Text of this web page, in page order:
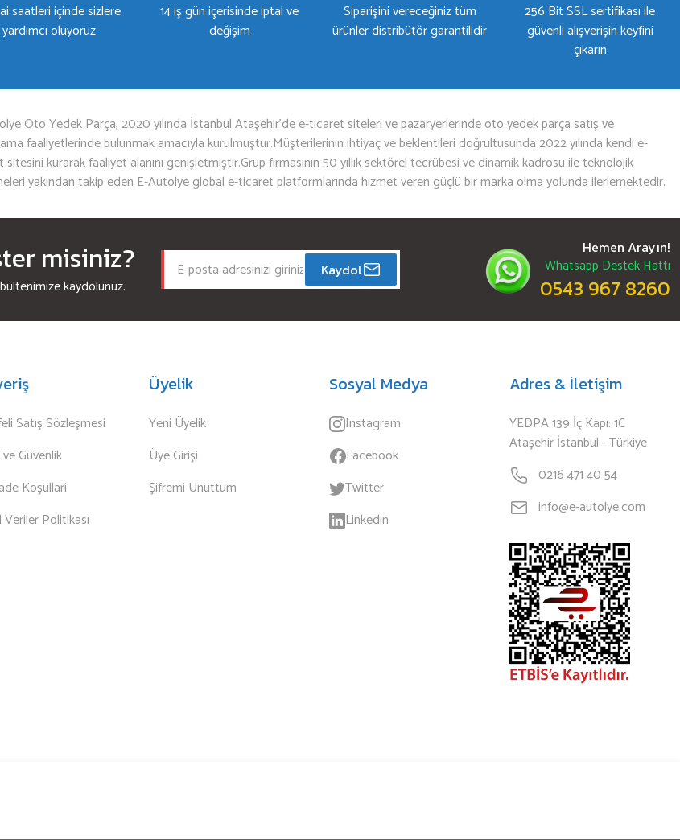
saatleri içinde sizlere
yardımcı oluyoruz
14 iş gün içerisinde iptal ve
değişim
Siparişini vereceğiniz tüm
ürünler distribütör garantilidir
256 Bit SSL sertifikası ile
güvenli alışverişin keyfini
çıkarın
Oto Yedek Parça, 2020 yılında İstanbul Ataşehir’de e-ticaret siteleri ve pazaryerlerinde oto yedek parça satış ve
faaliyetlerinde bulunmak amacıyla kurulmuştur.Müşterilerinin ihtiyaç ve beklentileri doğrultusunda 2022 yılında kendi e-
kurarak faaliyet alanını genişletmiştir.Grup firmasının 50 yıllık sektörel tecrübesi ve dinamik kadrosu ile teknolojik
yakından takip eden E-Autolye global e-ticaret platformlarında hizmet veren güçlü bir marka olma yolunda ilerlemektedir.
misiniz?
kaydolunuz.
Kaydol
Hemen Arayın!
Whatsapp Destek Hattı
0543 967 8260
Satış Sözleşmesi
Güvenlik
Koşullari
Veriler Politikası
Üyelik
Yeni Üyelik
Üye Girişi
Şifremi Unuttum
Sosyal Medya
Instagram
Facebook
Twitter
Linkedin
Adres & İletişim
YEDPA 139 İç Kapı: 1C
Ataşehir İstanbul - Türkiye
0216 471 40 54
info@e-autolye.com